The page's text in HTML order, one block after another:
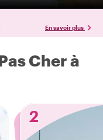
En savoir plus
Cher à
2